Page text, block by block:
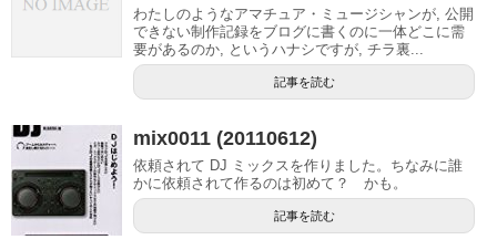
わたしのようなアマチュア・ミュージシャンが, 公開
できない制作記録をブログに書くのに一体どこに需
要があるのか, というハナシですが, チラ裏...
記事を読む
mix0011 (20110612)
依頼されて DJ ミックスを作りました。ちなみに誰
かに依頼されて作るのは初めて？ かも。
記事を読む